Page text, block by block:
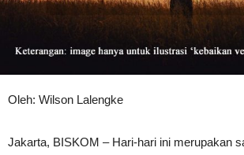
Oleh: Wilson Lalengke
Jakarta, BISKOM – Hari-hari ini merupakan